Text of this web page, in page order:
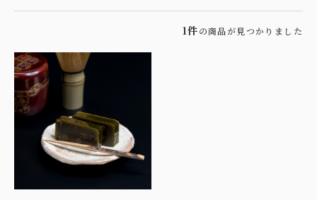
1件の商品が見つかりました